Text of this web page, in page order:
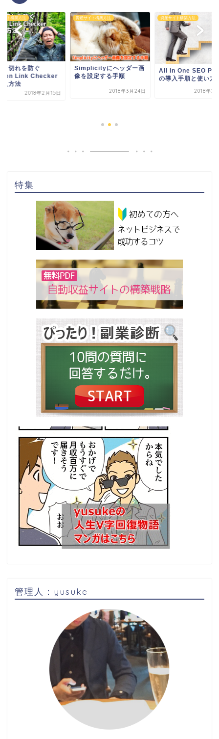
イト構築方法
ク切れを防ぐ
Link Checker
入方法
2018年2月15日
資産サイト構築方法
Simplicityにヘッダー画
像を設定する手順
2018年3月24日
資産サイト構築方法
All in One SEO
の導入手順と使い方
2018年2
特集
管理人：yusuke